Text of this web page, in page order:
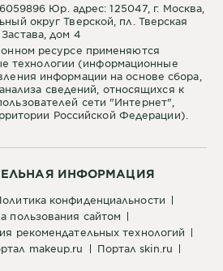
ИНФОРМАЦИЯ
политика конфиденциальности
пользования сайтом
рекомендательных технологий
makeup.ru портал skin.ru
Юр. адрес: 125047, г. Москва,
округ Тверской, пл. Тверская
Застава, дом 4
ресурсе применяются
технологии (информационные
информации на основе сбора,
сведений, относящихся к
сети "Интернет",
Российской Федерации).